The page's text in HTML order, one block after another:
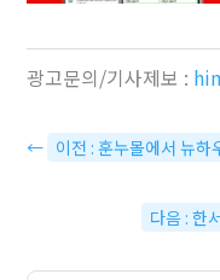
광고문의/기사제보 :
← 이전 : 훈누몰에서 뉴하
다음 : 한